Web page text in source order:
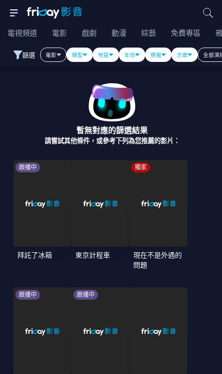
電視頻道 電影 戲劇 動漫 綜藝 免費專區
篩選 電影 類型 地區 年份 標籤 方案 全部清
暫無對應的篩選結果
請嘗試其他條件，或參考下列為您推薦的影片：
跟播中
拜託了冰箱 東京計程車
獨家
現在不是外遇的
問題
跟播中 跟播中